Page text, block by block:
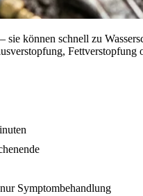
sie können schnell zu
Symptombehandlung